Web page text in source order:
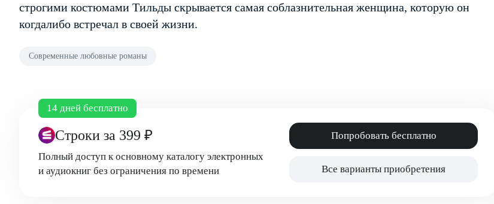
строгими костюмами Тильды скрывается самая соблазнительная женщина, которую он
когда­либо встречал в своей жизни.
Современные любовные романы
14 дней бесплатно
Строки за 399 ₽
Полный доступ к основному каталогу электронных
и аудиокниг без ограничения по времени
Попробовать бесплатно
Все варианты приобретения